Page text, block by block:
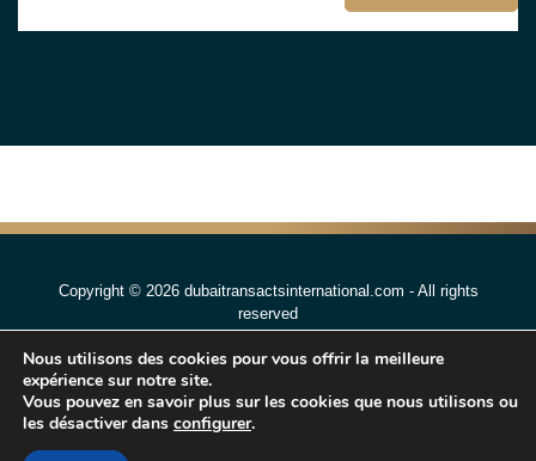
Copyright © 2026 dubaitransactsinternational.com - All rights
reserved
Privacy policy
Legal notice
Nous utilisons des cookies pour vous offrir la meilleure
expérience sur notre site.
Vous pouvez en savoir plus sur les cookies que nous utilisons ou
les désactiver dans configurer.